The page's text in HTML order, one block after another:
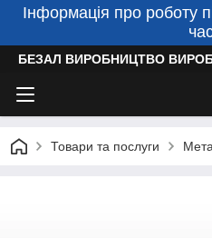
Інформація про роботу
БЕЗАЛ ВИРОБНИЦТВО
Товари та послуги